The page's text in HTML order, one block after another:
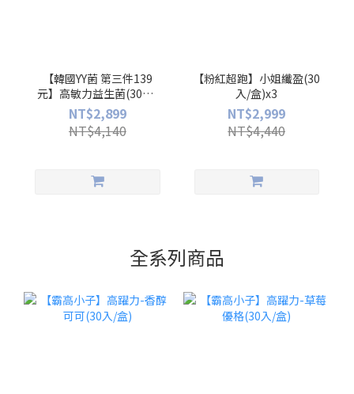
【韓國YY菌 第三件139
元】高敏力益生菌(30入/
盒)x3
NT$2,899
NT$4,140
【粉紅超跑】小姐纖盈(30
入/盒)x3
NT$2,999
NT$4,440
全系列商品